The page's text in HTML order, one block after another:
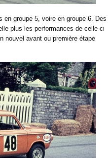
en groupe 5, voire en groupe 6. Des
plus les performances de celle-ci
nouvel avant ou première étape